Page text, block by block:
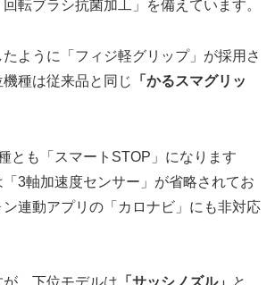
転ブラシ抗菌加工」を備えています。
ように「フィジ軽グリップ」が採用さ
種は従来品と同じ
「かるスマグリッ
とも「スマートSTOP」になります
3軸加速度センサー」が省略されてお
ン連動アプリの「カロナビ」にも非対応